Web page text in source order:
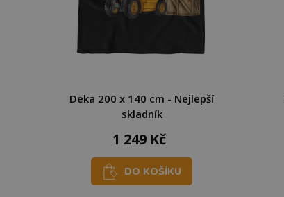
Deka 200 x 140 cm - Nejlepší
skladník
1 249 Kč
DO KOŠÍKU